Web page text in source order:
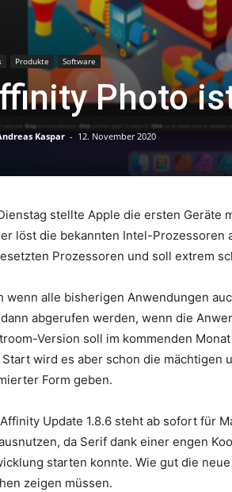
Produkte Software
Photo
Kaspar - 12. November 2020
stellte Apple die ersten Geräte
löst die bekannten Intel-Prozessoren
Prozessoren und soll extrem
wenn alle bisherigen Anwendungen
abgerufen werden, wenn die
Version soll im kommenden
Start wird es aber schon die
Form geben.
Update 1.8.6 steht ab sofort für
da Serif dank einer engen
starten konnte. Wie gut die
zeigen müssen.